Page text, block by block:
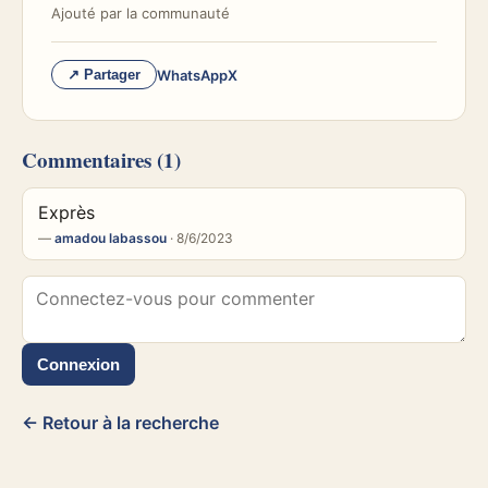
Ajouté par la communauté
↗ Partager WhatsAppX
Commentaires (1)
Exprès
— amadou labassou · 8/6/2023
Connexion
← Retour à la recherche